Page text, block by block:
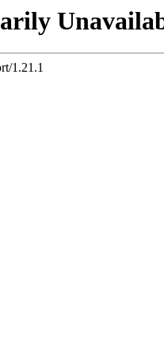
1.21.1